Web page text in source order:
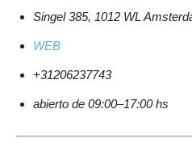
Singel 385, 1012 WL
WEB
+31206237743
abierto de 09:00–17:00 hs